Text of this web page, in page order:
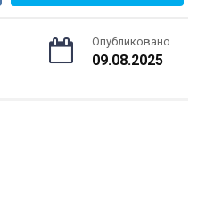
Опубликовано
09.08.2025